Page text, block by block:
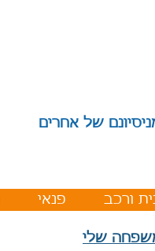
של אחרים
פנאי ורכב
שלי